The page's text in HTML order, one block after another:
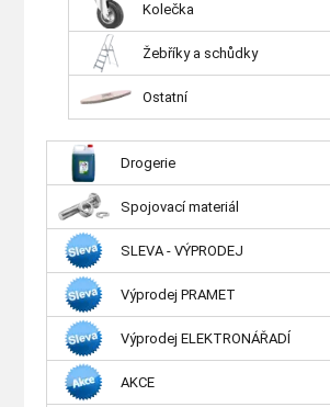
Kolečka
Žebříky a schůdky
Ostatní
Drogerie
Spojovací materiál
SLEVA - VÝPRODEJ
Výprodej PRAMET
Výprodej ELEKTRONÁŘADÍ
AKCE